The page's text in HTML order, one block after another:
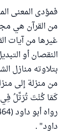
فمؤدى المعنى
من القرآن هي
غيرها من آيات
النقصان أو
بتلاوته منازل
من منزلة إلى
كَمَا كُنْتَ تُرَتِّلُ فِي
داود" .